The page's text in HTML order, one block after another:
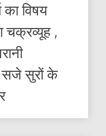
का विषय
चक्रव्यूह ,
सजे सुरों के